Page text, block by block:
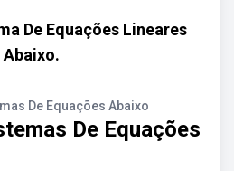
De Equações Lineares
Abaixo.
De Equações Abaixo
De Equações